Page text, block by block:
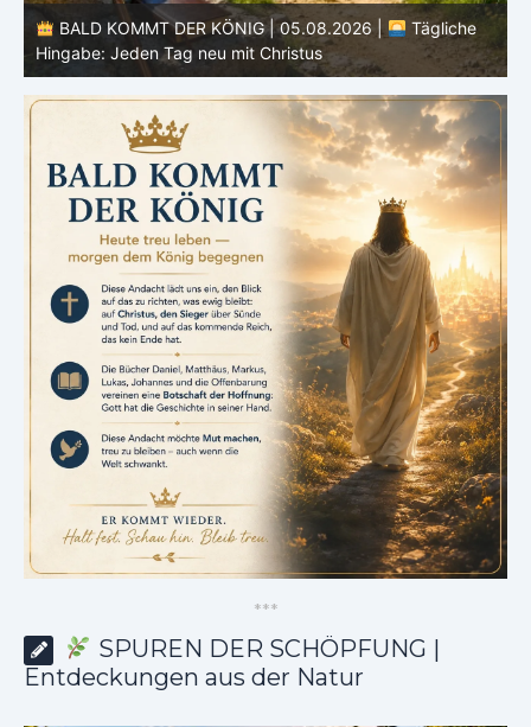
|
Tägliche
BALD KOMMT DER KÖNIG |
Lichter brennen: Wachsamkeit im Alltag
***
SPUREN DER SCHÖPFUNG |
Entdeckungen aus der Natur